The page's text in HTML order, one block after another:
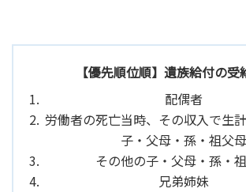
【優先順位順】遺族給付の受
配偶者
労働者の死亡当時、その収入で生
子・父母・孫・祖父母
その他の子・父母・孫・
兄弟姉妹